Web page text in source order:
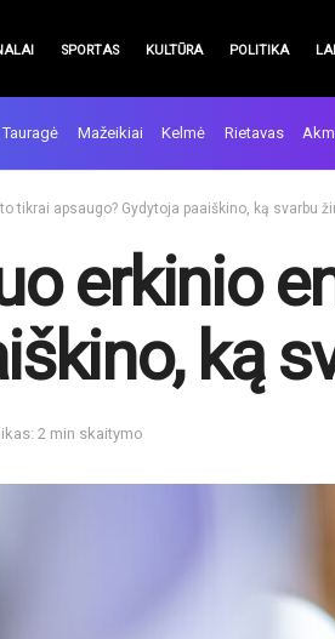
SPORTAS KULTŪRA POLITIKA
Tauragė Mažeikiai Kelmė Rietavas
tikrai apsaugo? Gydytoja paaiškino, ką svarbu
erkinio
ką
2 min skaitymo